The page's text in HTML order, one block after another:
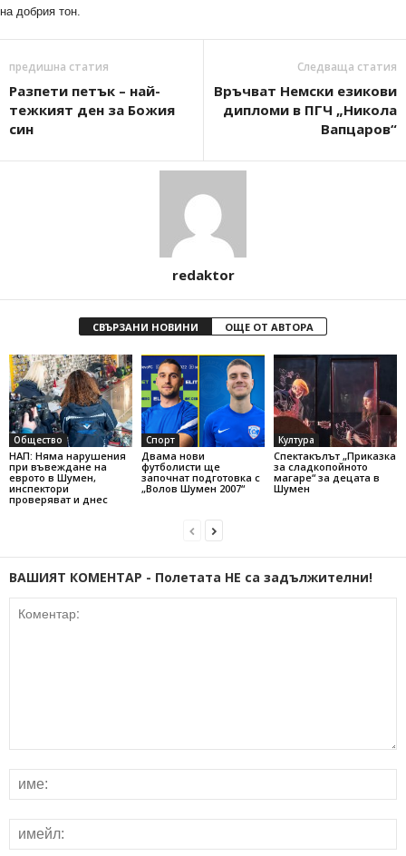
на добрия тон.
предишна статия
Разпети петък – най-
тежкият ден за Божия
син
Следваща статия
Връчват Немски езикови
дипломи в ПГЧ „Никола
Вапцаров“
redaktor
СВЪРЗАНИ НОВИНИ ОЩЕ ОТ АВТОРА
Общество
НАП: Няма нарушения
при въвеждане на
еврото в Шумен,
инспектори
проверяват и днес
Спорт
Двама нови
футболисти ще
започнат подготовка с
„Волов Шумен 2007“
Култура
Спектакълът „Приказка
за сладкопойното
магаре“ за децата в
Шумен
ВАШИЯТ КОМЕНТАР - Полетата НЕ са задължителни!